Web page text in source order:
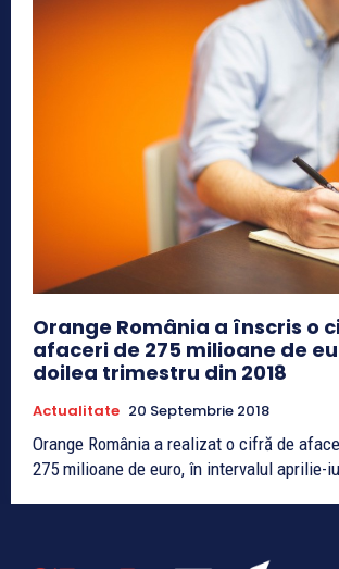
Orange România a înscris o
afaceri de 275 milioane de
doilea trimestru din 2018
Actualitate 20 Septembrie 2018
Orange România a realizat o cifră de
275 milioane de euro, în intervalul aprilie-